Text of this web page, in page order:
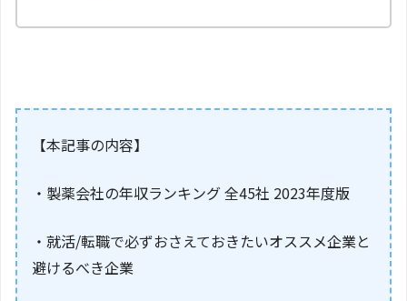
【本記事の内容】
・製薬会社の年収ランキング 全45社 2023年度版
・就活/転職で必ずおさえておきたいオススメ企業と
避けるべき企業